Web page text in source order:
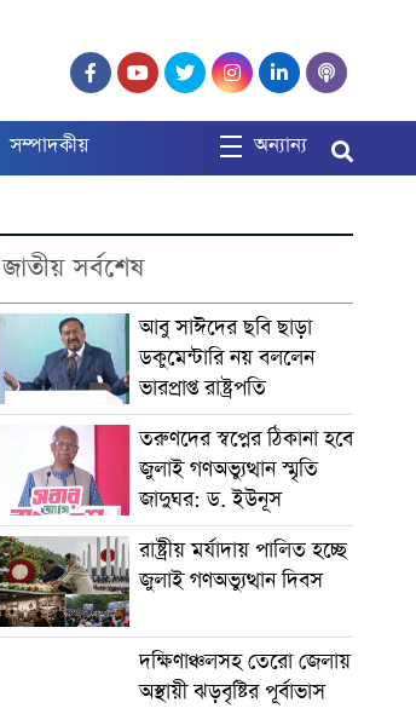
সম্পাদকীয় অন্যান্য
জাতীয় সর্বশেষ
আবু সাঈদের ছবি ছাড়া
ডকুমেন্টারি নয় বললেন
ভারপ্রাপ্ত রাষ্ট্রপতি
তরুণদের স্বপ্নের ঠিকানা হবে
জুলাই গণঅভ্যুত্থান স্মৃতি
জাদুঘর: ড. ইউনূস
রাষ্ট্রীয় মর্যাদায় পালিত হচ্ছে
জুলাই গণঅভ্যুত্থান দিবস
দক্ষিণাঞ্চলসহ তেরো জেলায়
অস্থায়ী ঝড়বৃষ্টির পূর্বাভাস